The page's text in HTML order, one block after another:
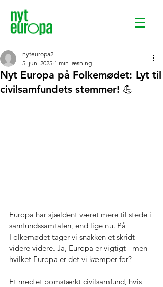
Nyt Europa på Folkemødet: Lyt til
civilsamfundets stemmer! 💪
nyteuropa2
5. jun. 2025 1 min læsning
Europa har sjældent været mere til stede i
samfundssamtalen, end lige nu. På
Folkemødet tager vi snakken et skridt
videre videre. Ja, Europa er vigtigt - men
hvilket Europa er det vi kæmper for?
Et med et bomstærkt civilsamfund, hvis